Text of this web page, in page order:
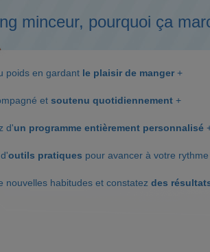
minceur, pourquoi ça
poids en gardant le plaisir de manger +
et soutenu quotidiennement +
d'un programme entièrement personnalisé
outils pratiques pour avancer à votre
nouvelles habitudes et constatez des